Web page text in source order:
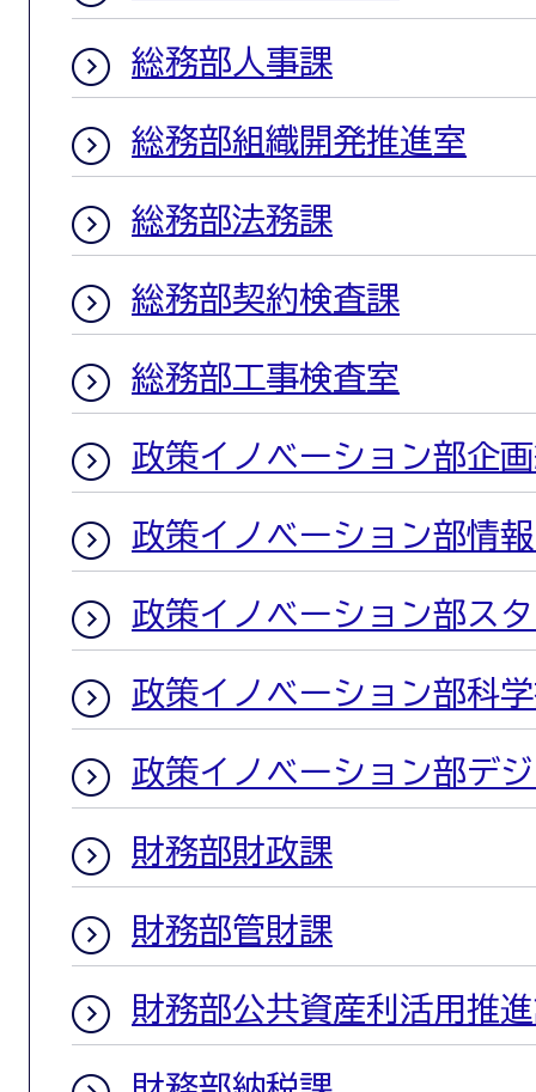
総務部人事課
総務部組織開発推進室
総務部法務課
総務部契約検査課
総務部工事検査室
政策イノベーション部企
政策イノベーション部情
政策イノベーション部ス
政策イノベーション部科
政策イノベーション部デ
財務部財政課
財務部管財課
財務部公共資産利活用推